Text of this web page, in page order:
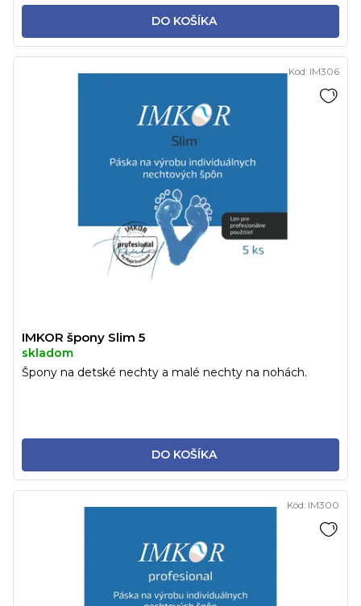
DO KOŠÍKA
IMKOR špony Slim 5
skladom
DO KOŠÍKA
Špony na detské nechty a malé nechty na nohách.
Kód: IM306
Kód: IM300